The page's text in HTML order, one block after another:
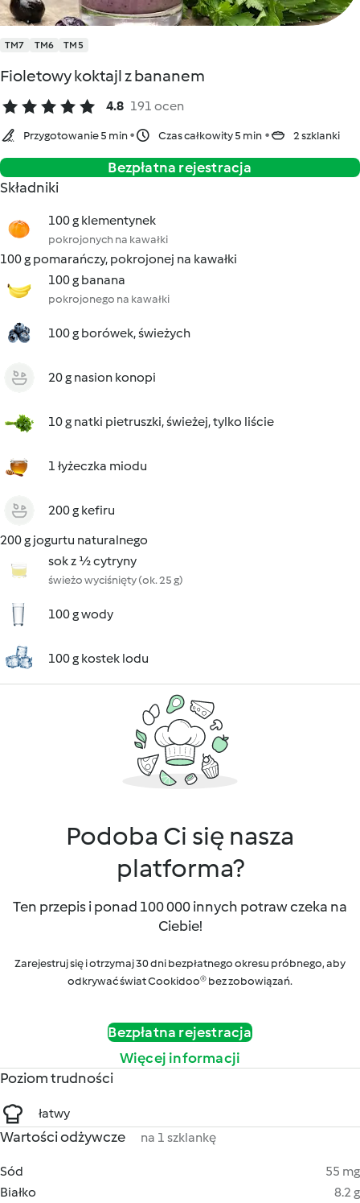
TM7 TM6 TM5
Fioletowy koktajl z bananem
4.8 191 ocen
Przygotowanie 5 min Czas całkowity 5 min 2 szklanki
Bezpłatna rejestracja
Składniki
100 g klementynek
pokrojonych na kawałki
100 g pomarańczy, pokrojonej na kawałki
100 g banana
pokrojonego na kawałki
100 g borówek, świeżych
20 g nasion konopi
10 g natki pietruszki, świeżej, tylko liście
1 łyżeczka miodu
200 g kefiru
200 g jogurtu naturalnego
sok z ½ cytryny
świeżo wyciśnięty (ok. 25 g)
100 g wody
100 g kostek lodu
Podoba Ci się nasza
platforma?
Ten przepis i ponad 100 000 innych potraw czeka na
Ciebie!
Zarejestruj się i otrzymaj 30 dni bezpłatnego okresu próbnego, aby
odkrywać świat Cookidoo® bez zobowiązań.
Bezpłatna rejestracja
Więcej informacji
Poziom trudności
łatwy
Wartości odżywcze na 1 szklankę
Sód
55 mg
Białko
8.2 g